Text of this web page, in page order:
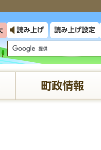
読み上げ 読み上げ設定
町政情報